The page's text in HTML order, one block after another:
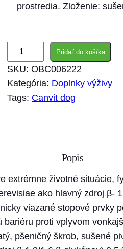
prostredia. Zloženie:
n
a
n
v
i
t
Pridať do košíka
SKU: OBC006222
Kategória: Doplnky výživy
Tags: Canvit dog
Popis
extrémne životné situácie,
ako hlavný zdroj β-
viazané stopové prvky
bariéru proti vplyvom
pšeničný škrob, sušené